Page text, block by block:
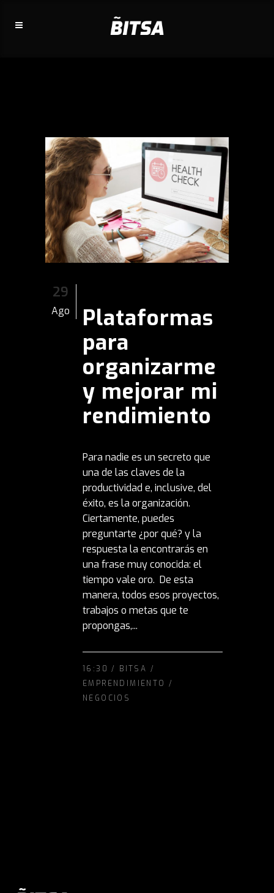
29
Ago
Plataformas
para
organizarme
y mejorar mi
rendimiento
Para nadie es un secreto que
una de las claves de la
productividad e, inclusive, del
éxito, es la organización.
Ciertamente, puedes
preguntarte ¿por qué? y la
respuesta la encontrarás en
una frase muy conocida: el
tiempo vale oro. De esta
manera, todos esos proyectos,
trabajos o metas que te
propongas,...
16:30 / BITSA /
EMPRENDIMIENTO /
NEGOCIOS